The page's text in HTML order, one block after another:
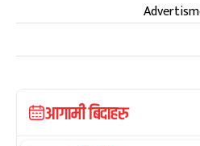
आगामी बिदाहरु